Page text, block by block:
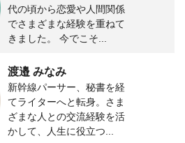
代の頃から恋愛や人間関係
でさまざまな経験を重ねて
きました。 今でこそ...
渡邉 みなみ
新幹線パーサー、秘書を経
てライターへと転身。さま
ざまな人との交流経験を活
かして、人生に役立つ...